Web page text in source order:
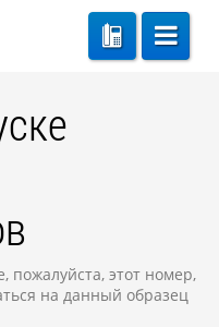
пожалуйста, этот номер,
на данный образец